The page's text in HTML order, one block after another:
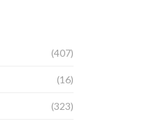
(407)
(16)
(323)